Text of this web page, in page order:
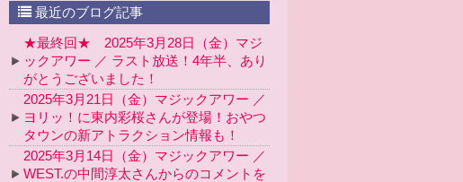
最近のブログ記事
★最終回★ 2025年3月28日（金）マジ
ックアワー ／ ラスト放送！4年半、あり
がとうございました！
2025年3月21日（金）マジックアワー ／
ヨリッ！に東内彩桜さんが登場！おやつ
タウンの新アトラクション情報も！
2025年3月14日（金）マジックアワー ／
WEST.の中間淳太さんからのコメントを